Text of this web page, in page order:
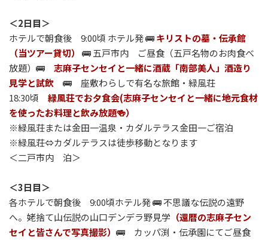
＜2日目＞
ホテルで朝食後 9:00頃 ホテル発 🚌キリストの墓・伝承館
（当ツアー貸切）
🚌 五戸市内 ご昼食（五戸名物のお肉食べ
放題）🚌 志麻子センセイと一緒に酒蔵「南部美人」酒造り
見学と試飲 🚌 座敷わらしで有名な旅館・緑風荘
18:30頃 緑風荘でお夕食会(志麻子センセイと一緒に地元食材
を使ったお料理と飲み放題🍻）
※緑風荘または金田一温泉・カダルテラス金田一ご宿泊
※緑風荘⇔カダルテラスは徒歩移動となります
＜二戸市内 泊＞
＜3日目＞
各ホテルで朝食後 9:00頃ホテル発 🚌 不思議な伝説の遠野
へ。姥捨て山伝説の山口デンデラ野見学 （還暦の志麻子セン
セイと皆さんで写真撮影） 🚌 カッパ渕・伝承園にてご昼食